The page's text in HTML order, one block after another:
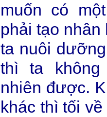
muốn có
phải tạo
ta nuôi
thì ta
nhiên được.
khác thì tối